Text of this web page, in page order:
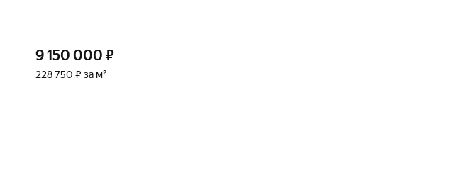
9 150 000 ₽
228 750 ₽ за м²